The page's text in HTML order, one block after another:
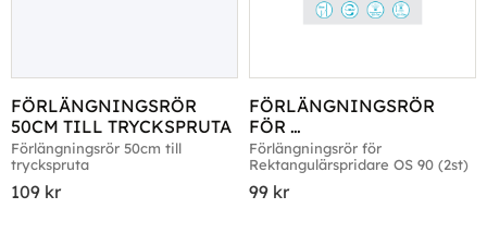
FÖRLÄNGNINGSRÖR
50CM TILL TRYCKSPRUTA
Förlängningsrör 50cm till
tryckspruta
109 kr
FÖRLÄNGNINGSRÖR
FÖR
REKTANGULÄRSPRIDARE
OS 90 (2ST)
Förlängningsrör för
Rektangulärspridare OS 90 (2st)
99 kr